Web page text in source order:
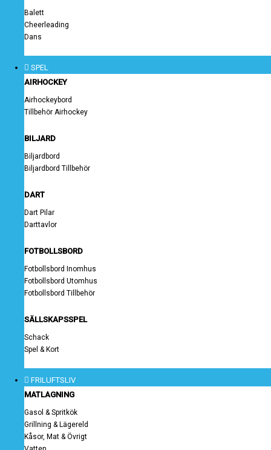
Balett
Cheerleading
Dans
SPEL
AIRHOCKEY
Airhockeybord
Tillbehör Airhockey
BILJARD
Biljardbord
Biljardbord Tillbehör
DART
Dart Pilar
Darttavlor
FOTBOLLSBORD
Fotbollsbord Inomhus
Fotbollsbord Utomhus
Fotbollsbord Tillbehör
SÄLLSKAPSSPEL
Schack
Spel & Kort
FRILUFTSLIV
MATLAGNING
Gasol & Spritkök
Grillning & Lägereld
Kåsor, Mat & Övrigt